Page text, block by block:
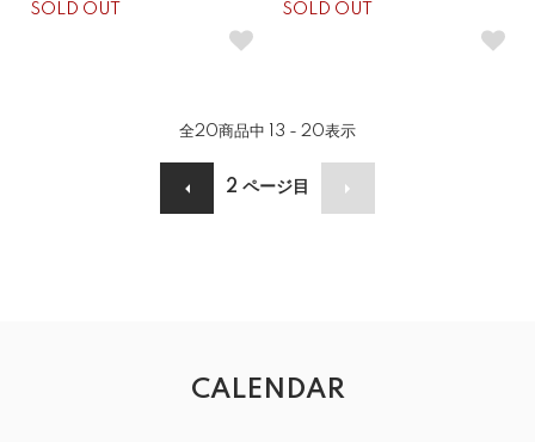
SOLD OUT
SOLD OUT
全20商品中 13 - 20表示
2 ページ目
CALENDAR